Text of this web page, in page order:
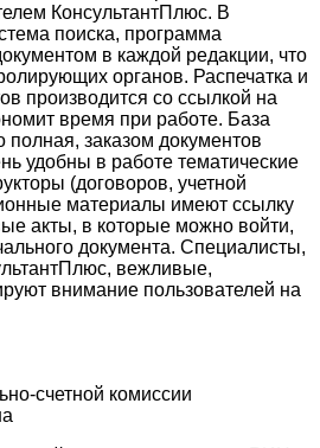
КонсультантПлюс. В
поиска, программа
в каждой редакции, что
органов. Распечатка и
производится со ссылкой на
время при работе. База
полная, заказом документов
удобны в работе тематические
(договоров, учетной
материалы имеют ссылку
акты, в которые можно войти,
документа. Специалисты,
вежливые,
внимание пользователей на
счетной комиссии